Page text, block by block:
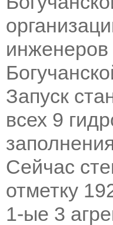
инженеров
Запуск
всех 9
Сейчас
отметку
1-ые 3